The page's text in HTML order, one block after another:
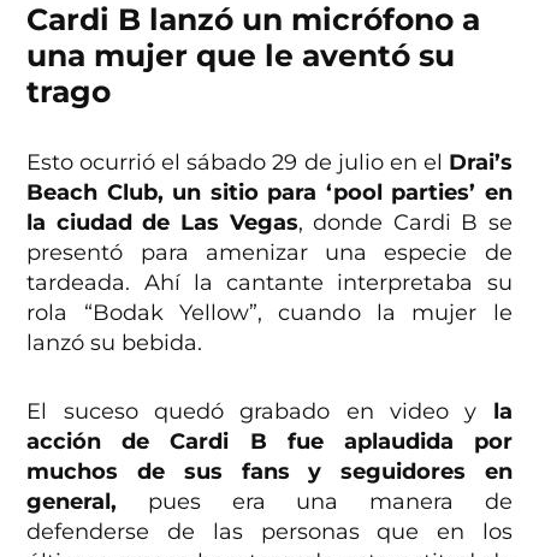
Cardi B lanzó un micrófono a
una mujer que le aventó su
trago
Esto ocurrió el sábado 29 de julio en el Drai’s
Beach Club, un sitio para ‘pool parties’ en
la ciudad de Las Vegas, donde Cardi B se
presentó para amenizar una especie de
tardeada. Ahí la cantante interpretaba su
rola “Bodak Yellow”, cuando la mujer le
lanzó su bebida.
El suceso quedó grabado en video y la
acción de Cardi B fue aplaudida por
muchos de sus fans y seguidores en
general, pues era una manera de
defenderse de las personas que en los